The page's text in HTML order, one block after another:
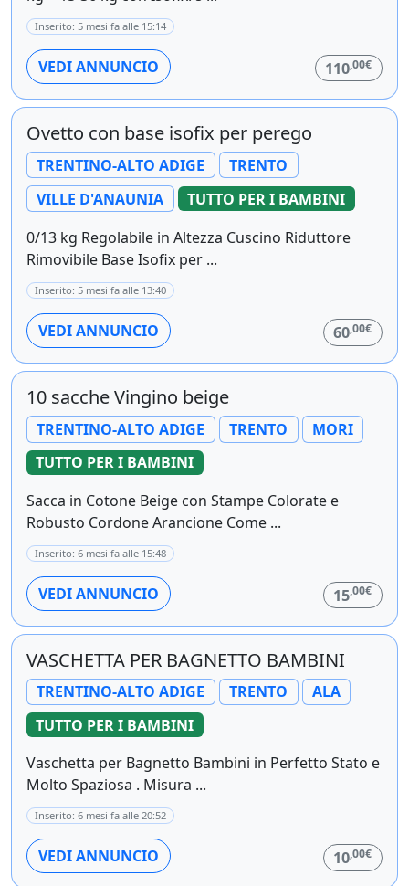
Inserito: 5 mesi fa alle 15:14
VEDI ANNUNCIO 110,00€
Ovetto con base isofix per perego
TRENTINO-ALTO ADIGE
TRENTO
VILLE D'ANAUNIA
TUTTO PER I BAMBINI
0/13 kg Regolabile in Altezza Cuscino Riduttore
Rimovibile Base Isofix per ...
Inserito: 5 mesi fa alle 13:40
VEDI ANNUNCIO 60,00€
10 sacche Vingino beige
TRENTINO-ALTO ADIGE TRENTO
MORI
TUTTO PER I BAMBINI
Sacca in Cotone Beige con Stampe Colorate e
Robusto Cordone Arancione Come ...
Inserito: 6 mesi fa alle 15:48
VEDI ANNUNCIO 15,00€
VASCHETTA PER BAGNETTO BAMBINI
TRENTINO-ALTO ADIGE TRENTO
ALA
TUTTO PER I BAMBINI
Vaschetta per Bagnetto Bambini in Perfetto Stato e
Molto Spaziosa . Misura ...
Inserito: 6 mesi fa alle 20:52
VEDI ANNUNCIO 10,00€